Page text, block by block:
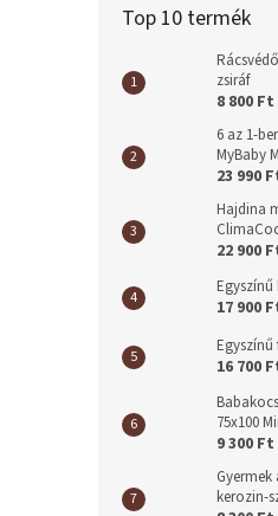
Top 10 termék
zsiráf
8 800 Ft
6 az 1-
MyBaby
23 990
Hajdina
22 900
Egyszínű
17 900
Egyszínű
16 700
75x100
9 300 Ft
Gyermek
kerozin-